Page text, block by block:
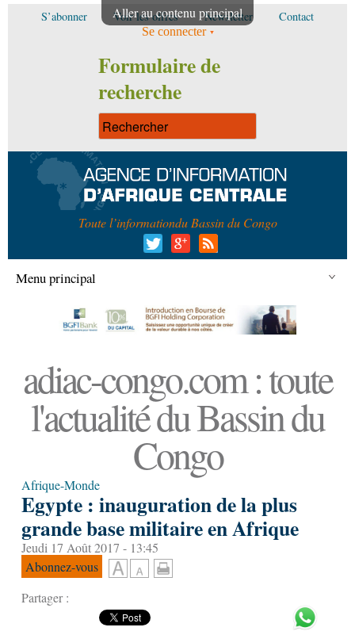
Aller au contenu principal
S’abonner Voir les offres Newsletter Contact
Se connecter
Formulaire de
recherche
Toute l’informationdu Bassin du Congo
Menu principal
adiac-congo.com : toute
l'actualité du Bassin du
Congo
Afrique-Monde
Egypte : inauguration de la plus
grande base militaire en Afrique
Jeudi 17 Août 2017 - 13:45
Abonnez-vous
Partager :